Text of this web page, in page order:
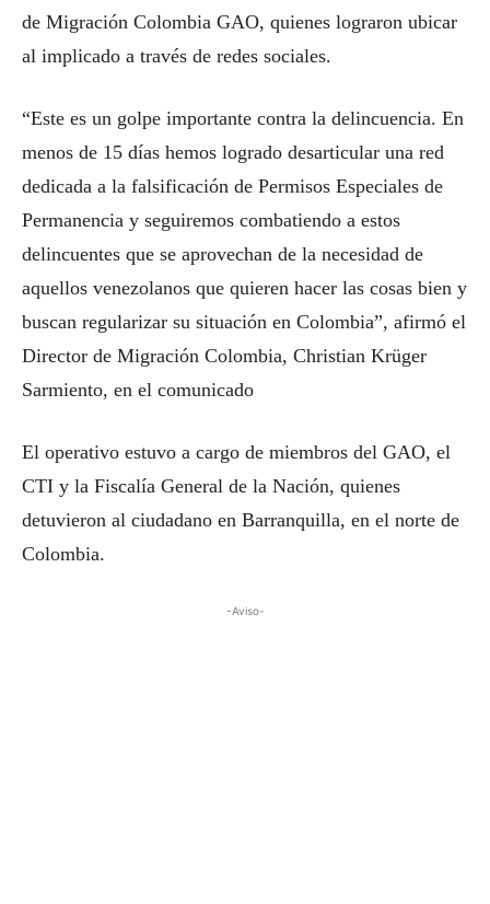
de Migración Colombia GAO, quienes lograron ubicar
al implicado a través de redes sociales.
“Este es un golpe importante contra la delincuencia. En
menos de 15 días hemos logrado desarticular una red
dedicada a la falsificación de Permisos Especiales de
Permanencia y seguiremos combatiendo a estos
delincuentes que se aprovechan de la necesidad de
aquellos venezolanos que quieren hacer las cosas bien y
buscan regularizar su situación en Colombia”, afirmó el
Director de Migración Colombia, Christian Krüger
Sarmiento, en el comunicado
El operativo estuvo a cargo de ​miembros del GAO, el
CTI y la Fiscalía General de la Nación, quienes
detuvieron al ciudadano en Barranquilla, en el norte de
Colombia.
-Aviso-